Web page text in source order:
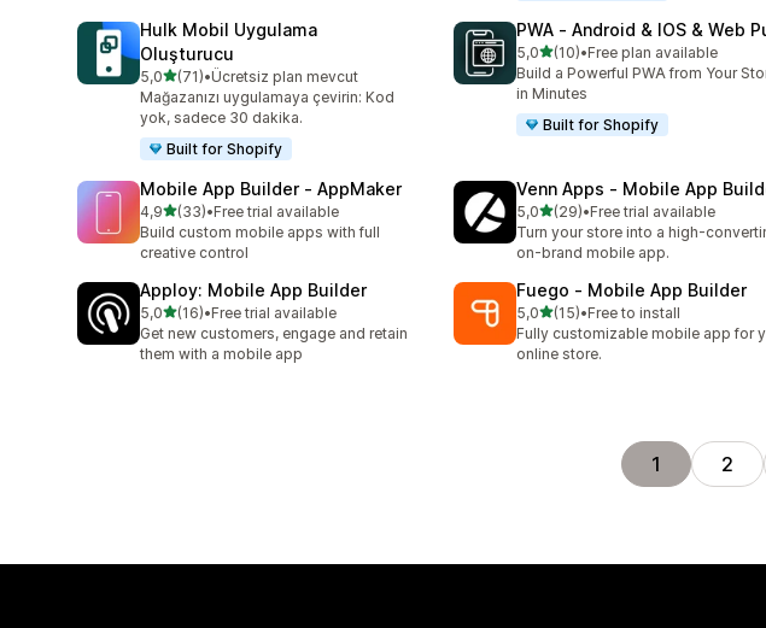
Hulk Mobil Uygulama
Oluşturucu
5,05 yıldız üzerinden
(71)
toplam 71 değerlendirme
•Ücretsiz plan mevcut
Mağazanızı uygulamaya çevirin: Kod
yok, sadece 30 dakika.
Built for Shopify
PWA ‑ Android & IOS & Web
5,05 yıldız üzerinden
(10)
toplam 10 değerlendirme
•Free plan available
Build a Powerful PWA from Your
in Minutes
Built for Shopify
Mobile App Builder ‑ AppMaker
4,95 yıldız üzerinden
(33)
toplam 33 değerlendirme
•Free trial available
Build custom mobile apps with full
creative control
Venn Apps ‑ Mobile App
5,05 yıldız üzerinden
(29)
toplam 29 değerlendirme
•Free trial available
Turn your store into a high-
on-brand mobile app.
Apploy: Mobile App Builder
5,05 yıldız üzerinden
(16)
toplam 16 değerlendirme
•Free trial available
Get new customers, engage and retain
them with a mobile app
Fuego ‑ Mobile App Builder
5,05 yıldız üzerinden
(15)
toplam 15 değerlendirme
•Free to install
Fully customizable mobile app for
online store.
1 2